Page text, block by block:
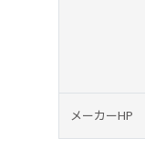
メーカーHP